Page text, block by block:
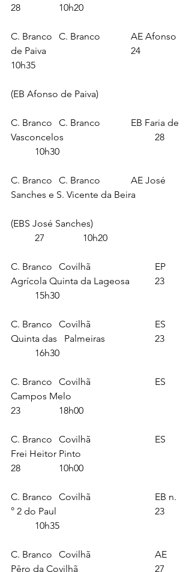
28		10h20
C. Branco	C. Branco		AE Afonso
de Paiva 				24
10h35
(EB Afonso de Paiva)
C. Branco	C. Branco		EB Faria de
Vasconcelos				28
	10h30
C. Branco	C. Branco		AE José
Sanches e S. Vicente da Beira
(EBS José Sanches)
	27		10h20
C. Branco	Covilhã 			EP
Agrícola Quinta da Lageosa		23
	15h30
C. Branco	Covilhã 			ES
Quinta das   Palmeiras			23
	16h30
C. Branco	Covilhã 			ES
Campos Melo
23		18h00
C. Branco	Covilhã 			ES
Frei Heitor Pinto
28		10h00
C. Branco	Covilhã 			EB n.
° 2 do Paul					23
	10h35
C. Branco	Covilhã 			AE
Pêro da Covilhã 				27